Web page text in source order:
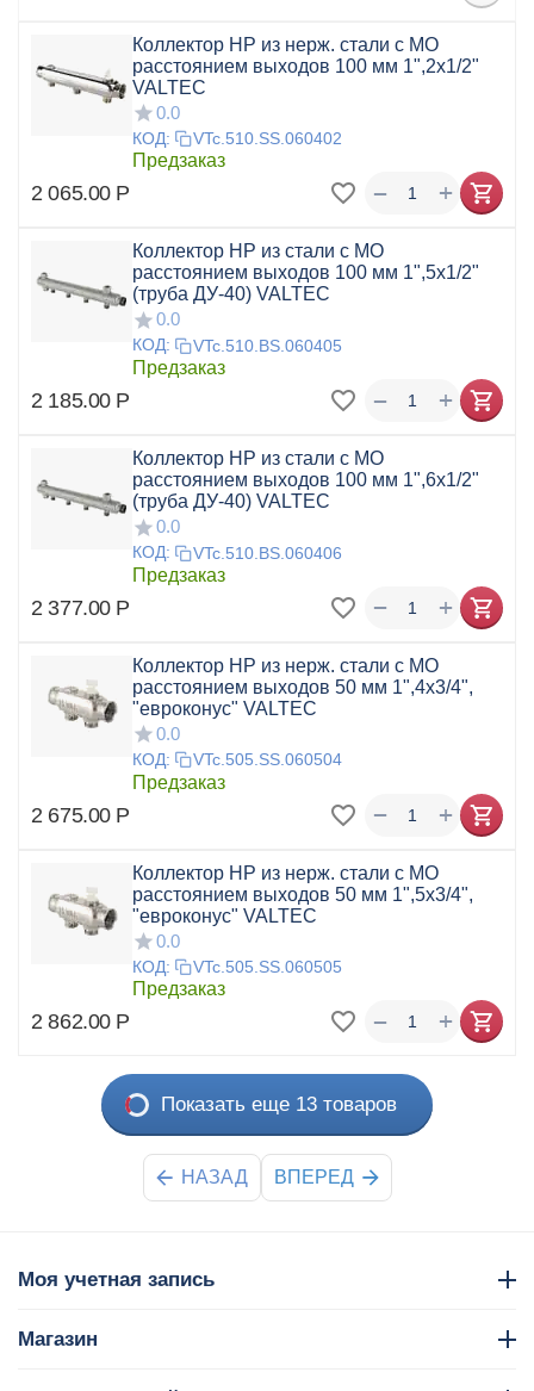
Коллектор НР из нерж. стали с МО
расстоянием выходов 100 мм 1",2x1/2"
VALTEC
0.0
КОД: VTc.510.SS.060402
Предзаказ
2 065.00 Р +
−
Коллектор НР из стали с МО
расстоянием выходов 100 мм 1",5x1/2"
(труба ДУ-40) VALTEC
0.0
КОД: VTc.510.BS.060405
Предзаказ
2 185.00 Р +
−
Коллектор НР из стали с МО
расстоянием выходов 100 мм 1",6x1/2"
(труба ДУ-40) VALTEC
0.0
КОД: VTc.510.BS.060406
Предзаказ
2 377.00 Р +
−
Коллектор НР из нерж. стали с МО
расстоянием выходов 50 мм 1",4x3/4",
"евроконус" VALTEC
0.0
КОД: VTc.505.SS.060504
Предзаказ
2 675.00 Р +
−
Коллектор НР из нерж. стали с МО
расстоянием выходов 50 мм 1",5x3/4",
"евроконус" VALTEC
0.0
КОД: VTc.505.SS.060505
Предзаказ
2 862.00 Р +
−
Показать еще 13 товаров
НАЗАД ВПЕРЕД
Моя учетная запись
Магазин